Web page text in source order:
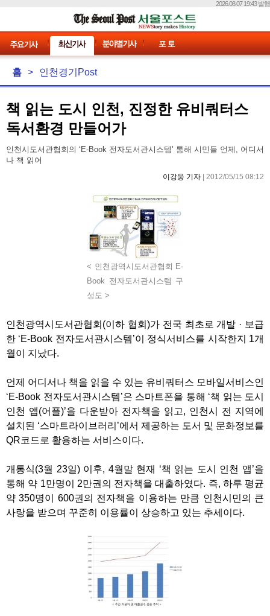
2026.08.07 19:43 발행
홈 > 인천경기Post
책 읽는 도시 인천, 진정한 유비쿼터스
독서환경 만들어가
인천시도서관협회의 ‘E-Book 전자도서관시스템’ 통해 시민들 언제, 어디서
나 책 읽어
이강웅 기자 | 2012/05/15 08:12
< 인천광역시도서관협회 E-
Book 전자도서관시스템 구
성도 >
인천광역시도서관협회(이하 협회)가 전국 최초로 개발 · 보급
한 ‘E-Book 전자도서관시스템’이 정식서비스를 시작한지 1개
월이 지났다.
언제 어디서나 책을 읽을 수 있는 유비쿼터스 모바일서비스인
‘E-Book 전자도서관시스템’은 스마트폰을 통해 ‘책 읽는 도시
인천 앱(어플)’을 다운받아 전자책을 읽고, 인천시 전 지역에
설치된 ‘스마트라이브러리’에서 제공하는 도서 및 문화정보를
QR코드로 활용하는 서비스이다.
개통식(3월 23일) 이후, 4월말 현재 ‘책 읽는 도시 인천 앱’을
통해 약 1만명이 2만권의 전자책을 대출하였다. 즉, 하루 평균
약 350명이 600권의 전자책을 이용하는 만큼 인천시민의 큰
사랑을 받으며 꾸준히 이용률이 상승하고 있는 추세이다.